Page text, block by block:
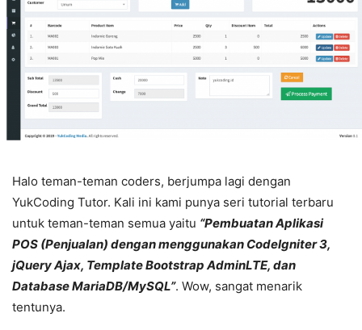
Halo teman-teman coders, berjumpa lagi dengan
YukCoding Tutor. Kali ini kami punya seri tutorial terbaru
untuk teman-teman semua yaitu “Pembuatan Aplikasi
POS (Penjualan) dengan menggunakan CodeIgniter 3,
jQuery Ajax, Template Bootstrap AdminLTE, dan
Database MariaDB/MySQL”. Wow, sangat menarik
tentunya.